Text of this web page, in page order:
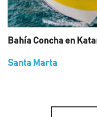
Bahía Concha en
Santa Marta